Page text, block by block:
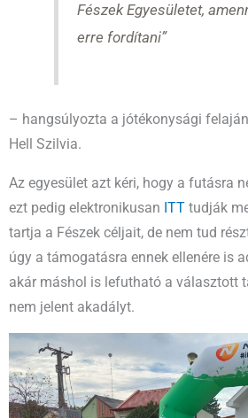
Fészek Egyesületet,
erre fordítani”
– hangsúlyozta a jótékonysági
Hell Szilvia.
Az egyesület azt kéri, hogy a futásra
ezt pedig elektronikusan ITT tudják
tartja a Fészek céljait, de nem tud
úgy a támogatásra ennek ellenére is
akár máshol is lefutható a választott
nem jelent akadályt.